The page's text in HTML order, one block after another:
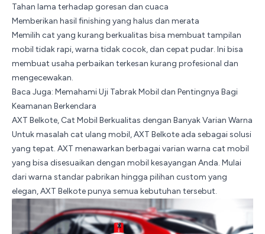
Tahan lama terhadap goresan dan cuaca
Memberikan hasil finishing yang halus dan merata
Memilih cat yang kurang berkualitas bisa membuat tampilan
mobil tidak rapi, warna tidak cocok, dan cepat pudar. Ini bisa
membuat usaha perbaikan terkesan kurang profesional dan
mengecewakan.
Baca Juga: Memahami Uji Tabrak Mobil dan Pentingnya Bagi
Keamanan Berkendara
AXT Belkote, Cat Mobil Berkualitas dengan Banyak Varian Warna
Untuk masalah cat ulang mobil, AXT Belkote ada sebagai solusi
yang tepat. AXT menawarkan berbagai varian warna cat mobil
yang bisa disesuaikan dengan mobil kesayangan Anda. Mulai
dari warna standar pabrikan hingga pilihan custom yang
elegan, AXT Belkote punya semua kebutuhan tersebut.